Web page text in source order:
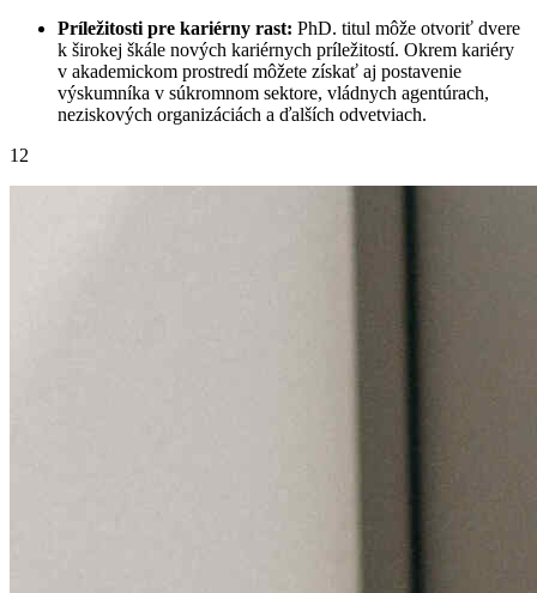
Príležitosti pre kariérny rast: PhD. titul môže otvoriť dvere
k širokej škále nových kariérnych príležitostí. Okrem kariéry
v akademickom prostredí môžete získať aj postavenie
výskumníka v súkromnom sektore, vládnych agentúrach,
neziskových organizáciách a ďalších odvetviach.
12